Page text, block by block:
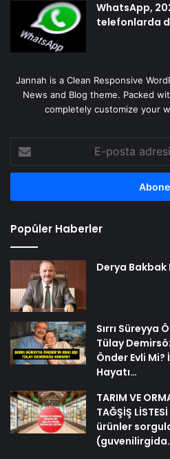
WhatsApp,
telefonlarda
Jannah is a Clean Responsive
News and Blog theme. Packed
completely customize your
posta
adresinizi
Popüler Haberler
Derya Bakbak
Sırrı Süreyya
Tülay
Önder Evli
Hayatı…
TARIM VE
TAĞŞİŞ
ürünler